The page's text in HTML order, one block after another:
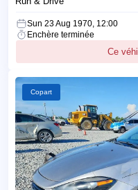
Sun 23 Aug 1970, 12:00
Enchère terminée
Ce
Copart